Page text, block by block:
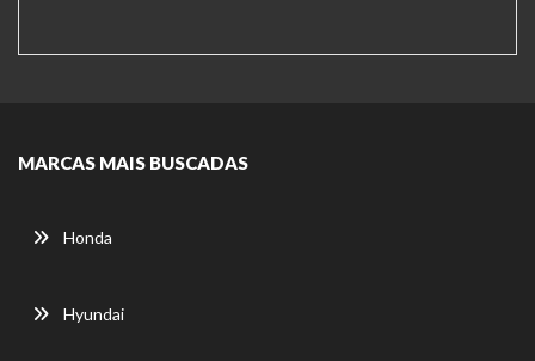
MARCAS MAIS BUSCADAS
Honda
Hyundai